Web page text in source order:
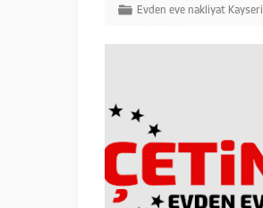
Evden eve nakliyat Kayseri